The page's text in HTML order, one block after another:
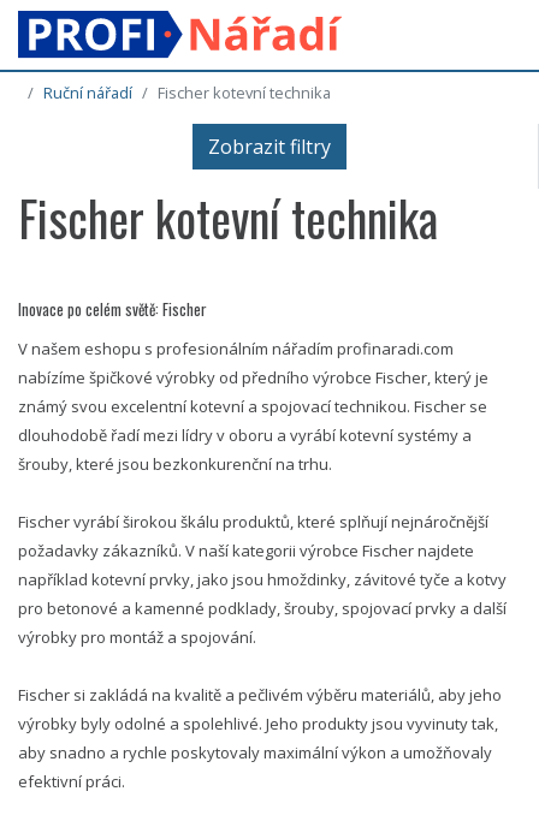
Ruční nářadí Fischer kotevní technika
Zobrazit filtry
Fischer kotevní technika
Inovace po celém světě: Fischer
V našem eshopu s profesionálním nářadím profinaradi.com
nabízíme špičkové výrobky od předního výrobce Fischer, který je
známý svou excelentní kotevní a spojovací technikou. Fischer se
dlouhodobě řadí mezi lídry v oboru a vyrábí kotevní systémy a
šrouby, které jsou bezkonkurenční na trhu.
Fischer vyrábí širokou škálu produktů, které splňují nejnáročnější
požadavky zákazníků. V naší kategorii výrobce Fischer najdete
například kotevní prvky, jako jsou hmoždinky, závitové tyče a kotvy
pro betonové a kamenné podklady, šrouby, spojovací prvky a další
výrobky pro montáž a spojování.
Fischer si zakládá na kvalitě a pečlivém výběru materiálů, aby jeho
výrobky byly odolné a spolehlivé. Jeho produkty jsou vyvinuty tak,
aby snadno a rychle poskytovaly maximální výkon a umožňovaly
efektivní práci.